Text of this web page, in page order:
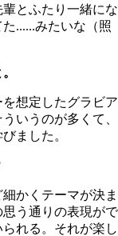
とふたり一緒にな
......みたいな（照
想定したグラビア
いうのが多くて、
ました。
かくテーマが決ま
う通りの表現がで
れる。それが楽し